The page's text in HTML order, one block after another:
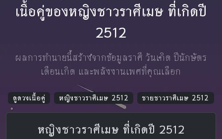
เนื้อคู่ของหญิงชาวราศีเมษ ที่เกิดปี
2512
ผลการทำนายนี้สร้างจากข้อมูลราศี วันเกิด ปีนักษัตร
เดือนเกิด และพลังงานเพศที่คุณเลือก
ดูดวงเนื้อคู่ หญิงชาวราศีเมษ 2512 ชายชาวราศีเมษ 2512
หญิงชาวราศีเมษ ที่เกิดปี 2512